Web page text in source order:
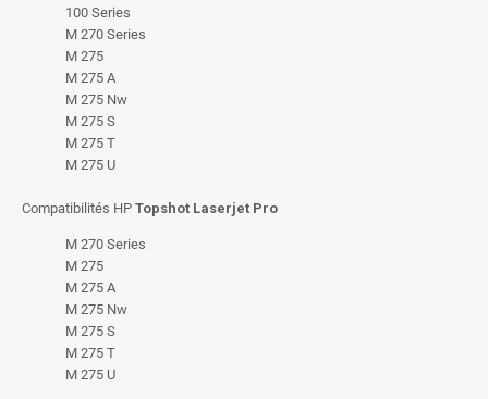
100 Series
M 270 Series
M 275
M 275 A
M 275 Nw
M 275 S
M 275 T
M 275 U
Compatibilités HP Topshot Laserjet Pro
M 270 Series
M 275
M 275 A
M 275 Nw
M 275 S
M 275 T
M 275 U